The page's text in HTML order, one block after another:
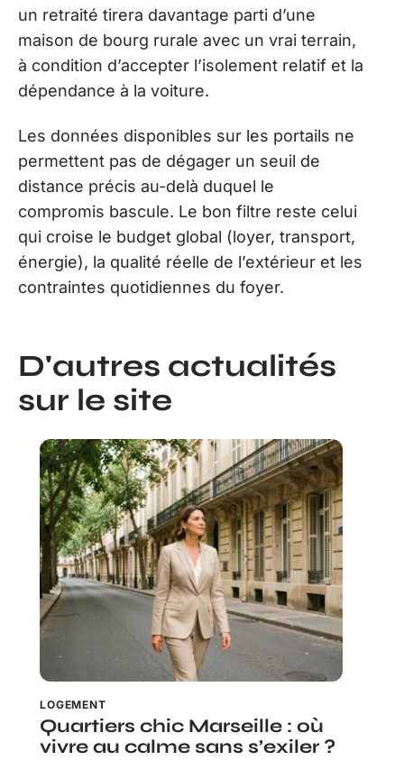
un retraité tirera davantage parti d’une
maison de bourg rurale avec un vrai terrain,
à condition d’accepter l’isolement relatif et la
dépendance à la voiture.
Les données disponibles sur les portails ne
permettent pas de dégager un seuil de
distance précis au-delà duquel le
compromis bascule. Le bon filtre reste celui
qui croise le budget global (loyer, transport,
énergie), la qualité réelle de l’extérieur et les
contraintes quotidiennes du foyer.
D'autres actualités
sur le site
LOGEMENT
Quartiers chic Marseille : où
vivre au calme sans s’exiler ?